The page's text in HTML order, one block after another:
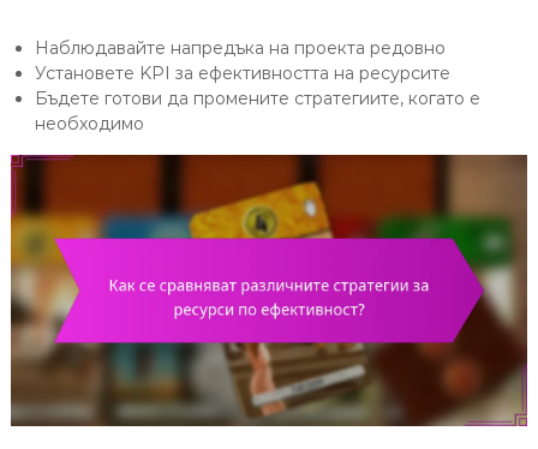
Наблюдавайте напредъка на проекта редовно
Установете KPI за ефективността на ресурсите
Бъдете готови да промените стратегиите, когато е
необходимо